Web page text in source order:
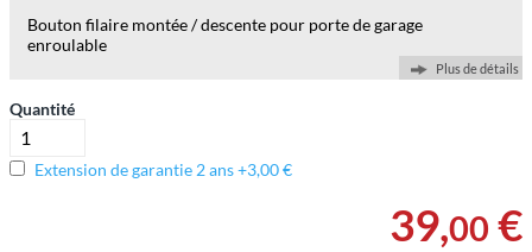
Bouton filaire montée / descente pour porte de garage
enroulable
Plus de détails
Quantité
Extension de garantie 2 ans +3,00 €
39,00 €